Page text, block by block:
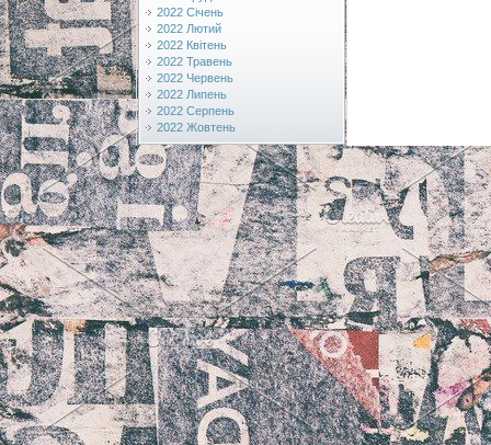
2022 Січень
2022 Лютий
2022 Квітень
2022 Травень
2022 Червень
2022 Липень
2022 Серпень
2022 Жовтень